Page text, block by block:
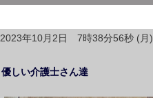
2023年10月2日 7時38分56秒 (月)
優しい介護士さん達